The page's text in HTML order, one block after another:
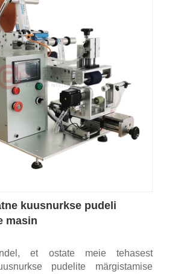
kuusnurkse pudeli
masin
et ostate meie tehasest
pudelite märgistamise